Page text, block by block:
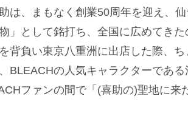
は、まもなく創業50周年を迎え、
」として銘打ち、全国に広めてき
背負い東京八重洲に出店した際、ち
BLEACHの人気キャラクターであ
ファンの間で「(喜助の)聖地に来